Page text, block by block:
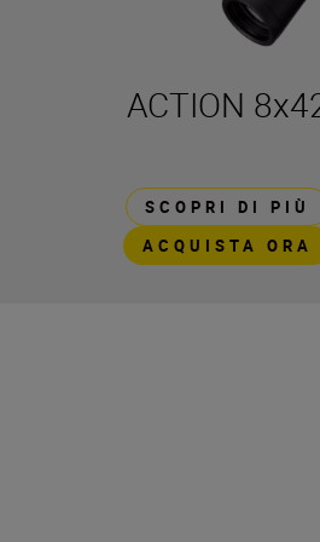
ACTION
SCOPRI DI PIÙ
ACQUISTA ORA